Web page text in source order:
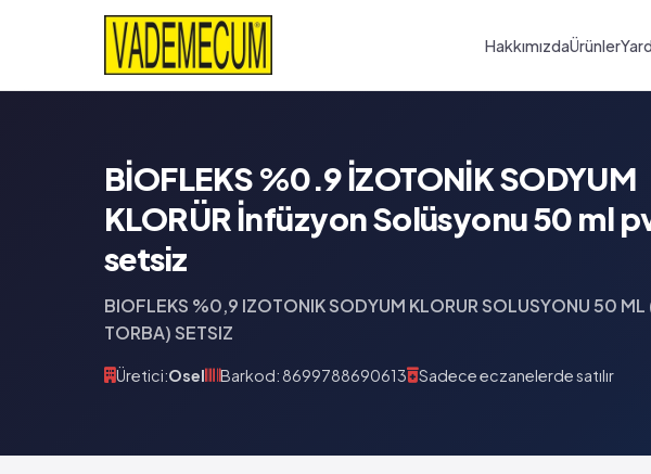
HakkımızdaÜrünler
BİOFLEKS %0.9 İZOTONİK SODYUM
KLORÜR İnfüzyon Solüsyonu 50 ml
setsiz
BIOFLEKS %0,9 IZOTONIK SODYUM KLORUR SOLUSYONU 50 ML
TORBA) SETSIZ
Üretici:Osel Barkod: 8699788690613 Sadece eczanelerde satılır